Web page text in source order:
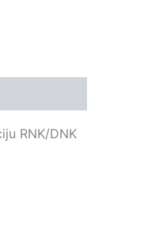
RNK/DNK